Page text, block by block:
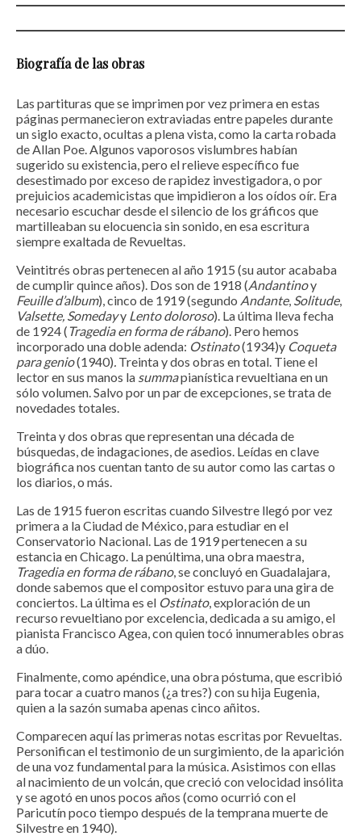
Biografía de las obras
Las partituras que se imprimen por vez primera en estas
páginas permanecieron extraviadas entre papeles durante
un siglo exacto, ocultas a plena vista, como la carta robada
de Allan Poe. Algunos vaporosos vislumbres habían
sugerido su existencia, pero el relieve específico fue
desestimado por exceso de rapidez investigadora, o por
prejuicios academicistas que impidieron a los oídos oír. Era
necesario escuchar desde el silencio de los gráficos que
martilleaban su elocuencia sin sonido, en esa escritura
siempre exaltada de Revueltas.
Veintitrés obras pertenecen al año 1915 (su autor acababa
de cumplir quince años). Dos son de 1918 (Andantinoy
Feuille d’album), cinco de 1919 (segundo Andante, Solitude,
Valsette, Somedayy Lento doloroso). La última lleva fecha
de 1924 ( Tragedia en forma de rábano). Pero hemos
incorporado una doble adenda: Ostinato(1934)y Coqueta
para genio(1940). Treinta y dos obras en total. Tiene el
lector en sus manos la summapianística revueltiana en un
sólo volumen. Salvo por un par de excepciones, se trata de
novedades totales.
Treinta y dos obras que representan una década de
búsquedas, de indagaciones, de asedios. Leídas en clave
biográfica nos cuentan tanto de su autor como las cartas o
los diarios, o más.
Las de 1915 fueron escritas cuando Silvestre llegó por vez
primera a la Ciudad de México, para estudiar en el
Conservatorio Nacional. Las de 1919 pertenecen a su
estancia en Chicago. La penúltima, una obra maestra,
Tragedia en forma de rábano, se concluyó en Guadalajara,
donde sabemos que el compositor estuvo para una gira de
conciertos. La última es el Ostinato, exploración de un
recurso revueltiano por excelencia, dedicada a su amigo, el
pianista Francisco Agea, con quien tocó innumerables obras
a dúo.
Finalmente, como apéndice, una obra póstuma, que escribió
para tocar a cuatro manos (¿a tres?) con su hija Eugenia,
quien a la sazón sumaba apenas cinco añitos.
Comparecen aquí las primeras notas escritas por Revueltas.
Personifican el testimonio de un surgimiento, de la aparición
de una voz fundamental para la música. Asistimos con ellas
al nacimiento de un volcán, que creció con velocidad insólita
y se agotó en unos pocos años (como ocurrió con el
Paricutín poco tiempo después de la temprana muerte de
Silvestre en 1940).